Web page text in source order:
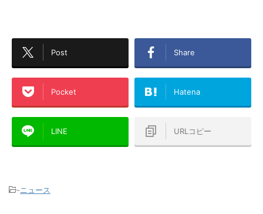
Post Share
Pocket Hatena
LINE URLコピー
-ニュース